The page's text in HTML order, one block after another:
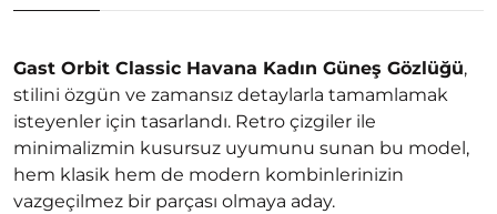
Gast Orbit Classic Havana Kadın Güneş Gözlüğü,
stilini özgün ve zamansız detaylarla tamamlamak
isteyenler için tasarlandı. Retro çizgiler ile
minimalizmin kusursuz uyumunu sunan bu model,
hem klasik hem de modern kombinlerinizin
vazgeçilmez bir parçası olmaya aday.